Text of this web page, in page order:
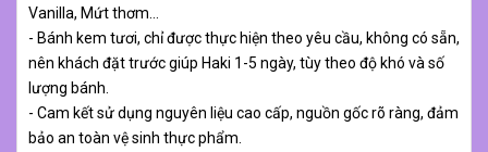
Vanilla, Mứt thơm…
- Bánh kem tươi, chỉ được thực hiện theo yêu cầu, không có sẵn,
nên khách đặt trước giúp Haki 1-5 ngày, tùy theo độ khó và số
lượng bánh.
- Cam kết sử dụng nguyên liệu cao cấp, nguồn gốc rõ ràng, đảm
bảo an toàn vệ sinh thực phẩm.